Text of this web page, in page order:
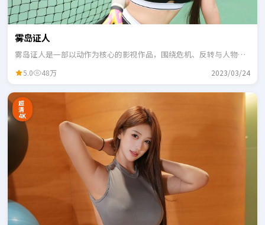
雾岛证人
雾岛证人是一部以动作为核心的影视作品，围绕危机、反转与人物成
5.0 48万 2023/03/24
超
清
4K